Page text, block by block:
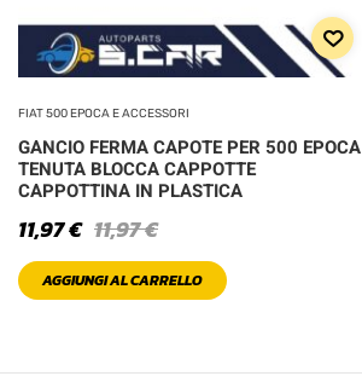
FIAT 500 EPOCA E ACCESSORI
GANCIO FERMA CAPOTE PER 500 EPOCA
TENUTA BLOCCA CAPPOTTE
CAPPOTTINA IN PLASTICA
11,97€
11,97€
AGGIUNGI AL CARRELLO